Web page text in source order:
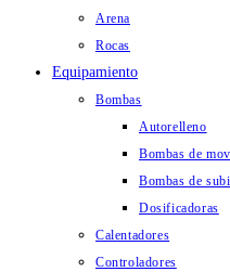
Arena
Rocas
Equipamiento
Bombas
Autorelleno
Bombas de
Bombas de
Dosificadoras
Calentadores
Controladores